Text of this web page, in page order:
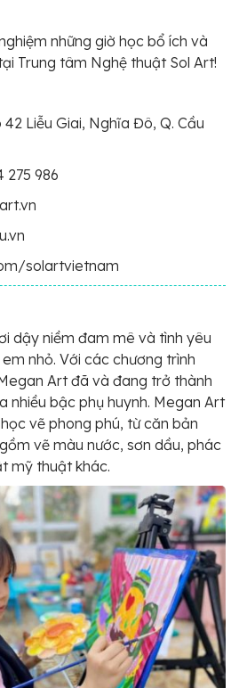
những giờ học bổ ích và
Trung tâm Nghệ thuật Sol Art!
Liễu Giai, Nghĩa Đô, Q. Cầu
275 986
solartvietnam
dậy niềm đam mê và tình yêu
nhỏ. Với các chương trình
Art đã và đang trở thành
nhiều bậc phụ huynh. Megan Art
vẽ phong phú, từ căn bản
vẽ màu nước, sơn dầu, phác
mỹ thuật khác.